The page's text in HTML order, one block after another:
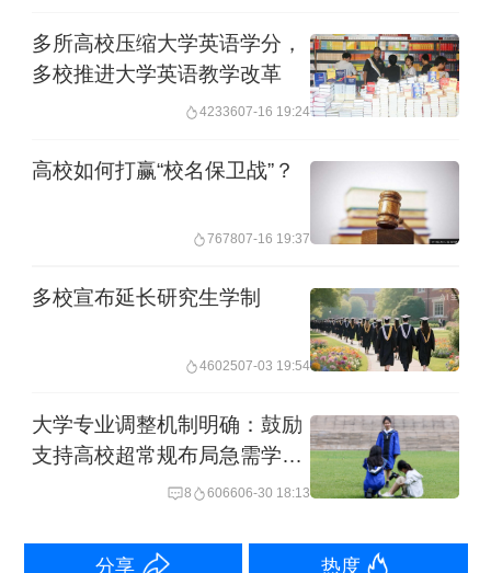
新入学人数。”
美国政府今年在高等教育领域采取了一
系列争议性措施，包括打击校园中的反
犹太主义行为、限制国际学生以及削减
联邦资金。H1-B签证政策的调整也让希
望毕业后在美工作的国际学生面临极大
等教育学术卓越契约”的备忘录，要求高
校签署该协议以换取联邦资金的优先
比例不超过15%，且来自同一个国家的
多所高校压缩大学英语学分，
多校推进大学英语教学改革
4233607-16 19:24
高校如何打赢“校名保卫战”？
767807-16 19:37
多校宣布延长研究生学制
4602507-03 19:54
大学专业调整机制明确：鼓励
支持高校超常规布局急需学科
8 606606-30 18:13
分享 热度